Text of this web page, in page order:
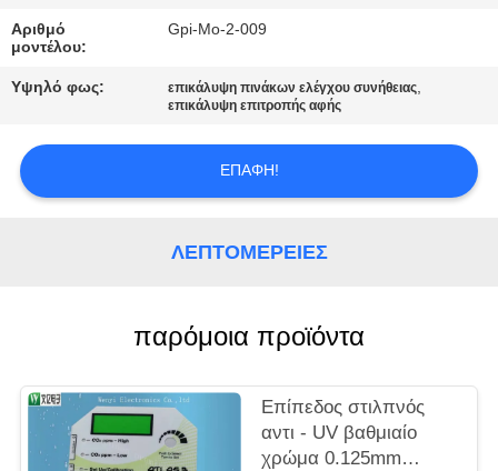
ΖΗΤΉΣΤΕ
ΑΠΌΣΠΑΣΜΑ
Αριθμό
μοντέλου:
Gpi-Mo-2-009
Υψηλό φως: επικάλυψη πινάκων ελέγχου συνήθειας,
επικάλυψη επιτροπής αφής
ΕΠΑΦΉ!
ΛΕΠΤΟΜΈΡΕΙΕΣ
παρόμοια προϊόντα
Επίπεδος στιλπνός
αντι - UV βαθμιαίο
χρώμα 0.125mm